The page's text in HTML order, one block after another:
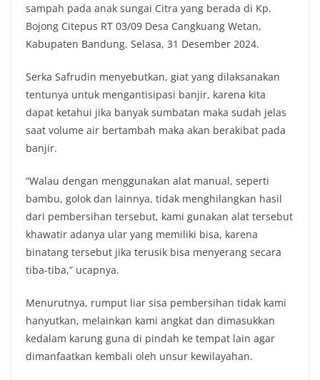
o
o
k
e
r
A
p
p
i
n
k
sampah pada anak sungai Citra yang berada di Kp.
Bojong Citepus RT 03/09 Desa Cangkuang Wetan,
Kabupaten Bandung. Selasa, 31 Desember 2024.
Serka Safrudin menyebutkan, giat yang dilaksanakan
tentunya untuk mengantisipasi banjir, karena kita
dapat ketahui jika banyak sumbatan maka sudah jelas
saat volume air bertambah maka akan berakibat pada
banjir.
“Walau dengan menggunakan alat manual, seperti
bambu, golok dan lainnya, tidak menghilangkan hasil
dari pembersihan tersebut, kami gunakan alat tersebut
khawatir adanya ular yang memiliki bisa, karena
binatang tersebut jika terusik bisa menyerang secara
tiba-tiba,” ucapnya.
Menurutnya, rumput liar sisa pembersihan tidak kami
hanyutkan, melainkan kami angkat dan dimasukkan
kedalam karung guna di pindah ke tempat lain agar
dimanfaatkan kembali oleh unsur kewilayahan.